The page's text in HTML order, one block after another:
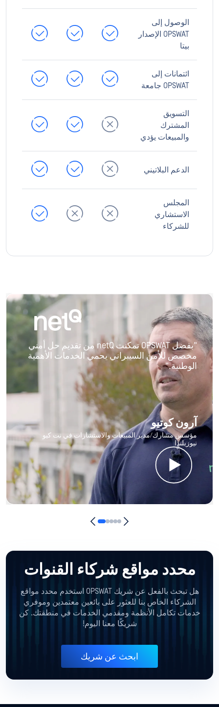
الوصول إلى
OPSWAT الإصدار
بيتا
ائتمانات إلى
OPSWAT جامعة
التسويق
المشترك
والمبيعات يؤدي
الدعم البلاتيني
المجلس
الاستشاري
للشركاء
"بفضل OPSWAT تمكنت netQ من تقديم حل أمني
مخصص للأمن السيبراني يحمي الخدمات الأهمية
الوطنية."
آرون كوتيو
مؤسس مشارك/مدير المبيعات والاستشارات في نت كيو
نيوزيلندا
محدد مواقع شركاء القنوات
هل تبحث بالفعل عن شريك OPSWAT استخدم محدد مواقع
الشركاء الخاص بنا للعثور على بائعين معتمدينوموفري
خدمات تكامل الأنظمة ومقدمي الخدمات في منطقتك. كن
شريكًا معنا اليوم!
ابحث عن شريك